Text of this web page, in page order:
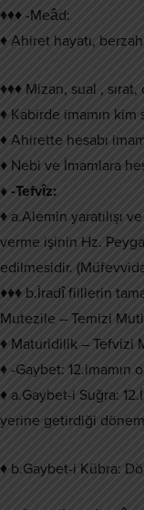
♦♦♦ -Meâd:
♦ Ahiret hayatı,
♦♦♦ Mizan, sual ,
♦ Kabirde imamın kim
♦ Ahirette hesabı
♦ Nebi ve İmamlara
♦ -Tefvîz:
♦ a.Alemin yaratılışı
verme işinin Hz.
edilmesidir.
♦♦♦ b.İradî fiillerin
Mutezile – Temizi
♦ Maturidilik – Tefvizi
♦ -Gaybet: 12.imamın
♦ a.Gaybet-i Suğra:
yerine getirdiği
♦ b.Gaybet-i Kübra: